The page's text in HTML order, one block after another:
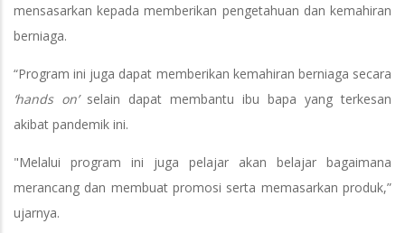
mensasarkan kepada memberikan pengetahuan dan kemahiran
berniaga.
“Program ini juga dapat memberikan kemahiran berniaga secara
‘hands on’selain dapat membantu ibu bapa yang terkesan
akibat pandemik ini.
"Melalui program ini juga pelajar akan belajar bagaimana
merancang dan membuat promosi serta memasarkan produk,”
ujarnya.